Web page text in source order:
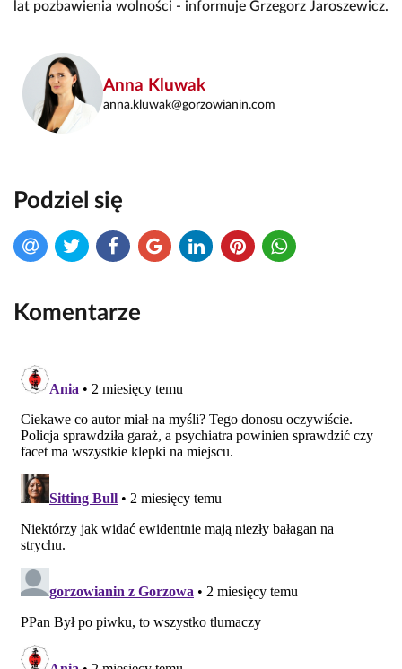
lat pozbawienia wolności - informuje Grzegorz Jaroszewicz.
Anna Kluwak
anna.kluwak@gorzowianin.com
Podziel się
Komentarze